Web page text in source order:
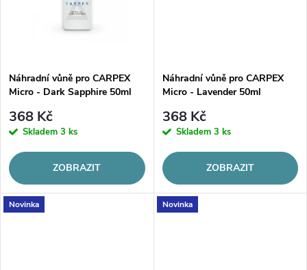
Náhradní vůně pro CARPEX
Micro - Dark Sapphire 50ml
368 Kč
Skladem 3 ks
ZOBRAZIT
Náhradní vůně pro CARPEX
Micro - Lavender 50ml
368 Kč
Skladem 3 ks
ZOBRAZIT
Novinka Novinka